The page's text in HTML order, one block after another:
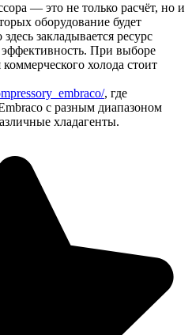
— это не только расчёт, но и
оборудование будет
закладывается ресурс
При выборе
холода стоит
, где
с разным диапазоном
хладагенты.